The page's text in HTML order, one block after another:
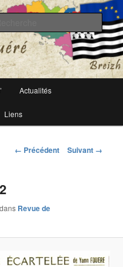
Actualités
Liens
Navigation
← Précédent Suivant →
dans Revue de